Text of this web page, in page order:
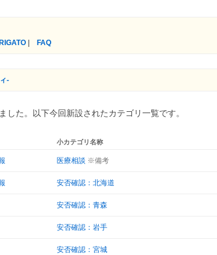
FAQ
-
した。以下今回新設されたカテゴリ一覧です。
小カテゴリ名称
医療相談 ※備考
安否確認：北海道
安否確認：青森
安否確認：岩手
安否確認：宮城